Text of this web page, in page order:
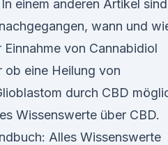
einem anderen Artikel sind
wann und
von Cannabidiol
eine Heilung von
durch CBD
Wissenswerte über CBD.
Alles Wissenswerte